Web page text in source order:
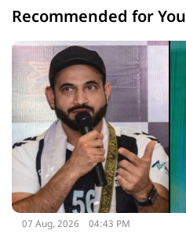
Recommended for You
07 Aug, 2026 04:43 PM